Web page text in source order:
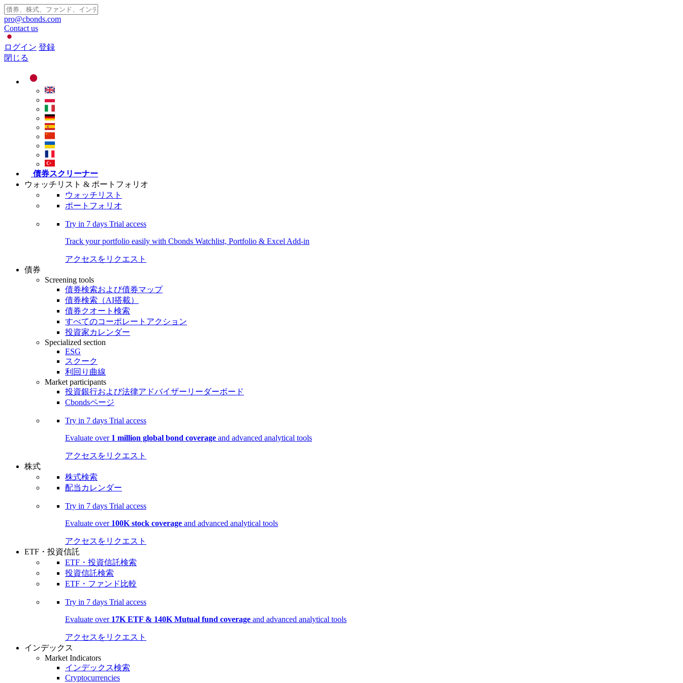
pro@cbonds.com
Contact us
ログイン 登録
閉じる
債券スクリーナー
ウォッチリスト & ポートフォリオ
ウォッチリスト
ポートフォリオ
Try in 7 days Trial access
Track your portfolio easily with Cbonds Watchlist, Portfolio & Excel Add-in
アクセスをリクエスト
債券
Screening tools
債券検索および債券マップ
債券検索（AI搭載）
債券クオート検索
すべてのコーポレートアクション
投資家カレンダー
Specialized section
ESG
スクーク
利回り曲線
Market participants
投資銀行および法律アドバイザーリーダーボード
Cbondsページ
Try in 7 days Trial access
Evaluate over 1 million global bond coverage and advanced analytical tools
アクセスをリクエスト
株式
株式検索
配当カレンダー
Try in 7 days Trial access
Evaluate over 100K stock coverage and advanced analytical tools
アクセスをリクエスト
ETF・投資信託
ETF・投資信託検索
投資信託検索
ETF・ファンド比較
Try in 7 days Trial access
Evaluate over 17K ETF & 140K Mutual fund coverage and advanced analytical tools
アクセスをリクエスト
インデックス
Market Indicators
インデックス検索
Cryptocurrencies